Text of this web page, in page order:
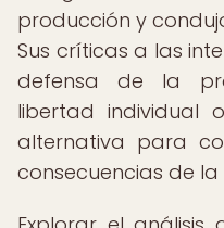
producción y
Sus críticas a las
defensa de la
libertad individual
alternativa para
consecuencias de la